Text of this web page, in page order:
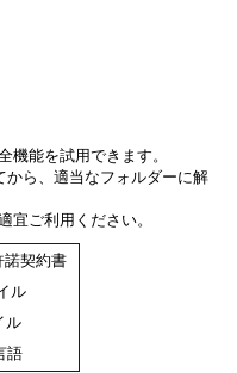
機能を試用できます。
から、適当なフォルダーに解
宜ご利用ください。
諾契約書
ル
ル
語